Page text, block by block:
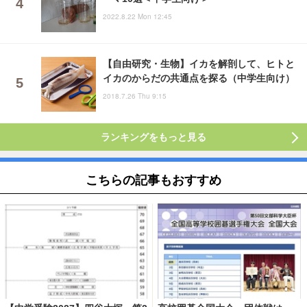
2022.8.22 Mon 12:45
【自由研究・生物】イカを解剖して、ヒトと
イカのからだの共通点を探る（中学生向け）
2018.7.26 Thu 9:15
ランキングをもっと見る
こちらの記事もおすすめ